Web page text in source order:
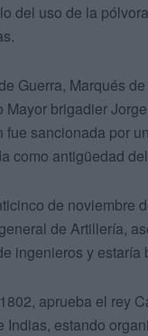
del uso de la
Guerra, Marqués
brigadier
fue sancionada por
como antigüedad
de noviembre
de Artillería,
ingenieros y
aprueba el rey
Indias, estando